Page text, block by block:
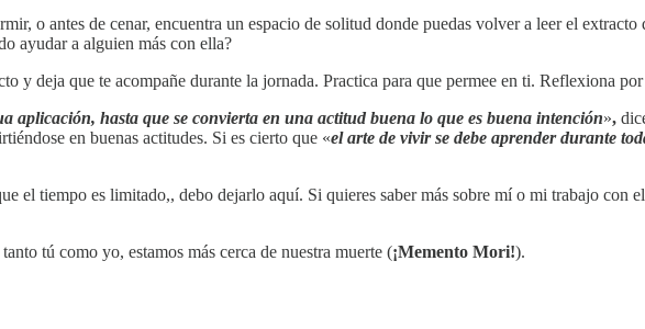
o antes de cenar, encuentra un espacio de solitud donde puedas volver a leer el
ayudar a alguien más con ella?
y deja que te acompañe durante la jornada. Practica para que permee en ti. Reflexiona
aplicación, hasta que se convierta en una actitud buena lo que es buena intención»,
en buenas actitudes. Si es cierto que «el arte de vivir se debe aprender durante
el tiempo es limitado,, debo dejarlo aquí. Si quieres saber más sobre mí o mi trabajo con
tú como yo, estamos más cerca de nuestra muerte (¡Memento Mori!).